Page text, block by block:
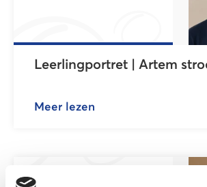
Leerlingportret | Artem
Meer lezen